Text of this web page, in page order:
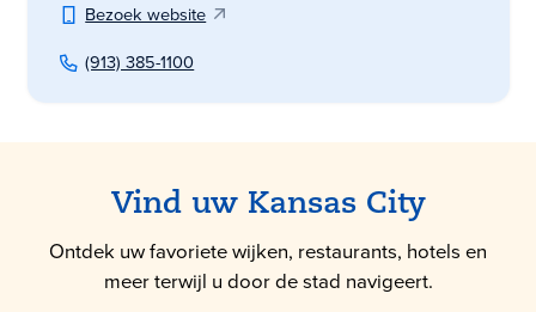
Bezoek website
(913) 385-1100
Vind uw Kansas City
Ontdek uw favoriete wijken, restaurants, hotels en
meer terwijl u door de stad navigeert.